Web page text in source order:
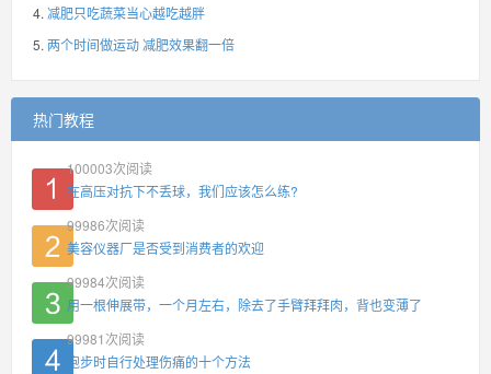
减肥只吃蔬菜当心越吃越胖
两个时间做运动 减肥效果翻一倍
热门教程
100003次阅读
在高压对抗下不丢球，我们应该怎么练?
99986次阅读
美容仪器厂是否受到消费者的欢迎
99984次阅读
用一根伸展带，一个月左右，除去了手臂拜拜肉，背也变薄了
99981 次阅读
跑步时自行处理伤痛的十个方法